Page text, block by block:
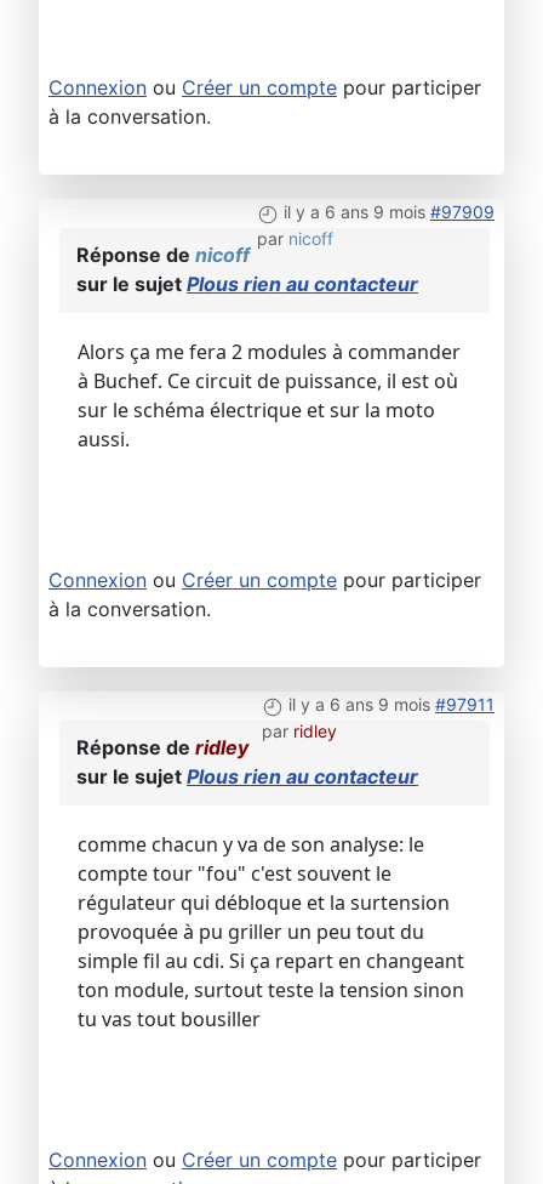
Connexion ou Créer un compte pour participer
à la conversation.
il y a 6 ans 9 mois #97909
par nicoff
Réponse de nicoff
sur le sujet Plous rien au contacteur
Alors ça me fera 2 modules à commander
à Buchef. Ce circuit de puissance, il est où
sur le schéma électrique et sur la moto
aussi.
Connexion ou Créer un compte pour participer
à la conversation.
il y a 6 ans 9 mois #97911
par ridley
Réponse de ridley
sur le sujet Plous rien au contacteur
comme chacun y va de son analyse: le
compte tour "fou" c'est souvent le
régulateur qui débloque et la surtension
provoquée à pu griller un peu tout du
simple fil au cdi. Si ça repart en changeant
ton module, surtout teste la tension sinon
tu vas tout bousiller
Connexion ou Créer un compte pour participer